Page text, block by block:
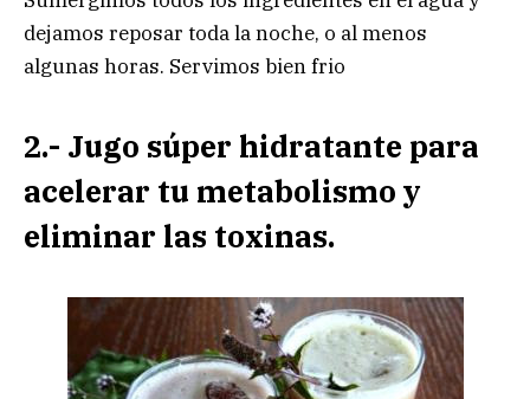
dejamos reposar toda la noche, o al menos
algunas horas. Servimos bien frio
2.- Jugo súper hidratante para
acelerar tu metabolismo y
eliminar las toxinas.